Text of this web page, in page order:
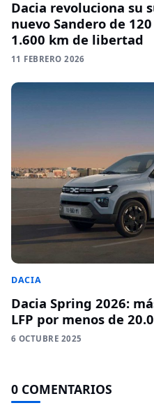
Dacia revoluciona su
nuevo Sandero de
1.600 km de libertad
11 FEBRERO 2026
DACIA
Dacia Spring 2026:
LFP por menos de
6 OCTUBRE 2025
0 COMENTARIOS